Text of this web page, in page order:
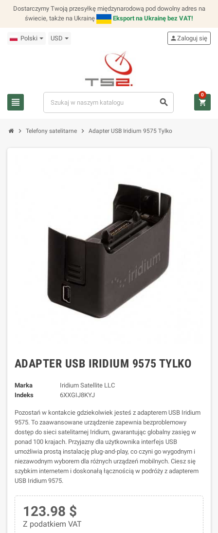
Dostarczymy Twoją przesyłkę międzynarodową pod dowolny adres na
świecie, także na Ukrainę
Eksport na Ukrainę bez VAT!
Polski USD
view_headline search
personZaloguj się
shopping_cart
0
chevron_right Telefony satelitarne chevron_right Adapter USB Iridium 9575 Tylko
ADAPTER USB IRIDIUM 9575 TYLKO
Marka
Iridium Satellite LLC
Indeks
6XXGIJ8KYJ
Pozostań w kontakcie gdziekolwiek jesteś z adapterem USB Iridium
9575. To zaawansowane urządzenie zapewnia bezproblemowy
dostęp do sieci satelitarnej Iridium, gwarantując globalny zasięg w
ponad 100 krajach. Przyjazny dla użytkownika interfejs USB
umożliwia prostą instalację plug-and-play, co czyni go wygodnym i
niezawodnym wyborem dla różnych urządzeń mobilnych. Ciesz się
szybkim internetem i doskonałą łącznością w podróży z adapterem
USB Iridium 9575.
123.98 $
Z podatkiem VAT